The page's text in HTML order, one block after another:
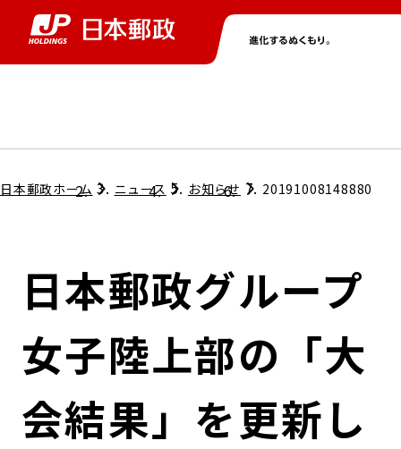
グループ情報トップ
コンプライアンス
ガバナンス
コンダクト向上の取組み
株主・投資家情報トップ
個人投資家のみなさまへ
株式情報
財務情報・IR資料
ニューストップ
サステナビリティトップ
担当役員メッセージ
サステナビリティマネジメント
持続可能な金融のフレームワーク
採用情報トップ
日本郵政ホーム ニュース お知らせ 20191008148880
日本郵政グループ
女子陸上部の「大
会結果」を更新し